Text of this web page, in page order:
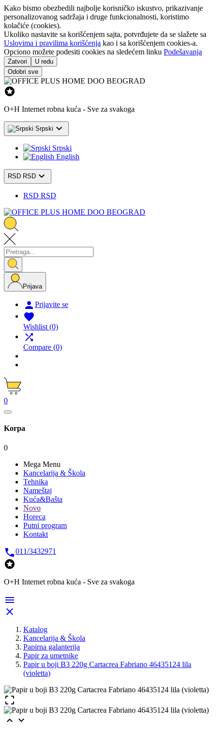
Kako bismo obezbedili najbolje korisničko iskustvo, prikazivanje
personalizovanog sadržaja i druge funkcionalnosti, koristimo
kolačiće (cookies).
Ukoliko nastavite sa korišćenjem sajta, potvrđujete da se slažete sa
Uslovima i pravilima korišćenja kao i sa korišćenjem cookies-a.
Opciono možete podesiti cookies na sledećem linku Podešavanja
Zatvori
U redu
Odobri sve

O+H Internet robna kuća - Sve za svakoga
Srpski 
Srpski
English
RSD RSD 
RSD RSD
Prijava
 Prijavite se

Wishlist (0)

Compare (0)
0
Korpa
0
Mega Menu
Kancelarija & Škola
Tehnika
Nameštaj
Kuća&Bašta
Novo
Horeca
Putni program
Kontakt
011/3432971

O+H Internet robna kuća - Sve za svakoga


Katalog
Kancelarija & Škola
Papirna galanterija
Papir za umetnike
Papir u boji B3 220g Cartacrea Fabriano 46435124 lila
(violetta)

 